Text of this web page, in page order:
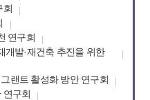
회
연구회
개발·재건축 추진을 위한
랜트 활성화 방안 연구회
연구회